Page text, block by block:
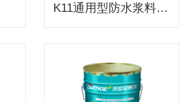
K11通用型防水浆料（双组份）